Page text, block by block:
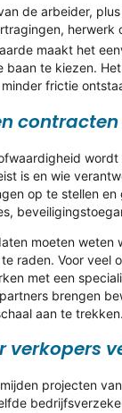
de arbeider,
herwerk
maakt het
baan te kiezen.
frictie
is en wie
op te stellen
moeten
raden. Voor veel
met een
brengen
aan te trekken.
verkopers
projecten